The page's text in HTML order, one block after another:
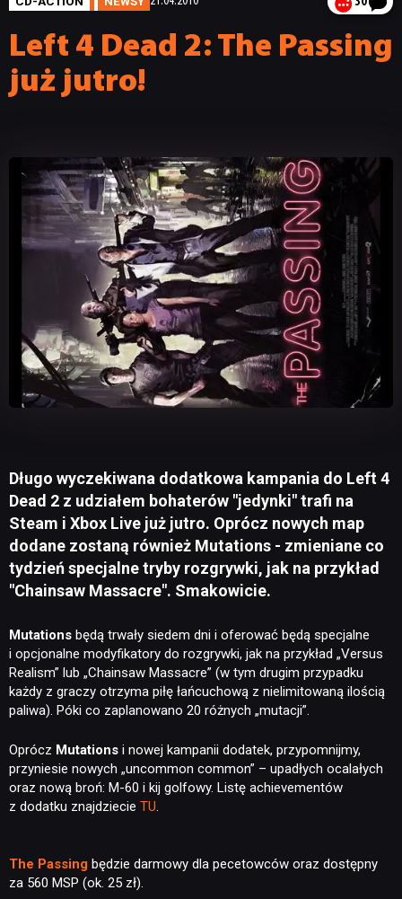
Left 4 Dead 2: The Passing
już jutro!
Długo wyczekiwana dodatkowa kampania do Left 4
Dead 2 z udziałem bohaterów "jedynki" trafi na
Steam i Xbox Live już jutro. Oprócz nowych map
dodane zostaną również Mutations - zmieniane co
tydzień specjalne tryby rozgrywki, jak na przykład
"Chainsaw Massacre". Smakowicie.
Mutations będą trwały siedem dni i oferować będą specjalne
i opcjonalne modyfikatory do rozgrywki, jak na przykład „Versus
Realism” lub „Chainsaw Massacre” (w tym drugim przypadku
każdy z graczy otrzyma piłę łańcuchową z nielimitowaną ilością
paliwa). Póki co zaplanowano 20 różnych „mutacji”.
Oprócz Mutations i nowej kampanii dodatek, przypomnijmy,
przyniesie nowych „uncommon common” – upadłych ocalałych
oraz nową broń: M-60 i kij golfowy. Listę achievementów
z dodatku znajdziecie TU.
The Passing będzie darmowy dla pecetowców oraz dostępny
za 560 MSP (ok. 25 zł).